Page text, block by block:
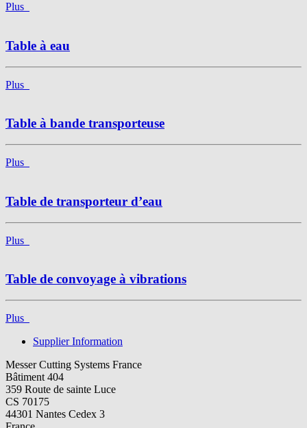
Plus
Table à eau
Plus
Table à bande transporteuse
Plus
Table de transporteur d’eau
Plus
Table de convoyage à vibrations
Plus
Supplier Information
Messer Cutting Systems France
Bâtiment 404
359 Route de sainte Luce
CS 70175
44301 Nantes Cedex 3